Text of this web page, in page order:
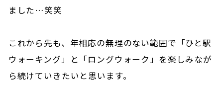
ました…笑笑
これから先も、年相応の無理のない範囲で「ひと駅
ウォーキング」と「ロングウォーク」を楽しみなが
ら続けていきたいと思います。